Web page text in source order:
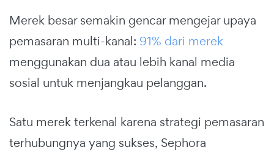
Merek besar semakin gencar mengejar upaya
pemasaran multi-kanal: 91% dari merek
menggunakan dua atau lebih kanal media
sosial untuk menjangkau pelanggan.
Satu merek terkenal karena strategi pemasaran
terhubungnya yang sukses, Sephora